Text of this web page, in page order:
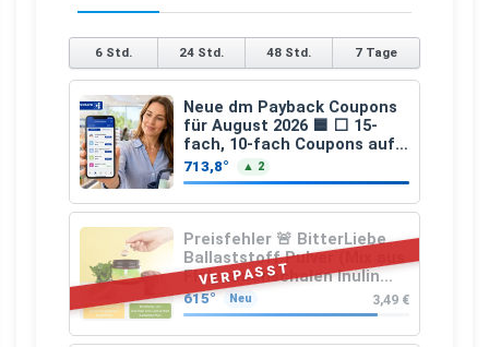
6 Std. 24 Std. 48 Std. 7 Tage
Neue dm Payback Coupons
für August 2026 🟦 ⬜ 15-
fach, 10-fach Coupons auf
den gesamten Einkauf ab 2
€
713,8° ▲ 2
VERPASST
Preisfehler 🚨 BitterLiebe
Ballaststoff Pulver (Mix aus
Flohsamenschalen Inulin
(Präbiotika) Leinsamen &
Apfelfaser)
615° Neu 3,49 €